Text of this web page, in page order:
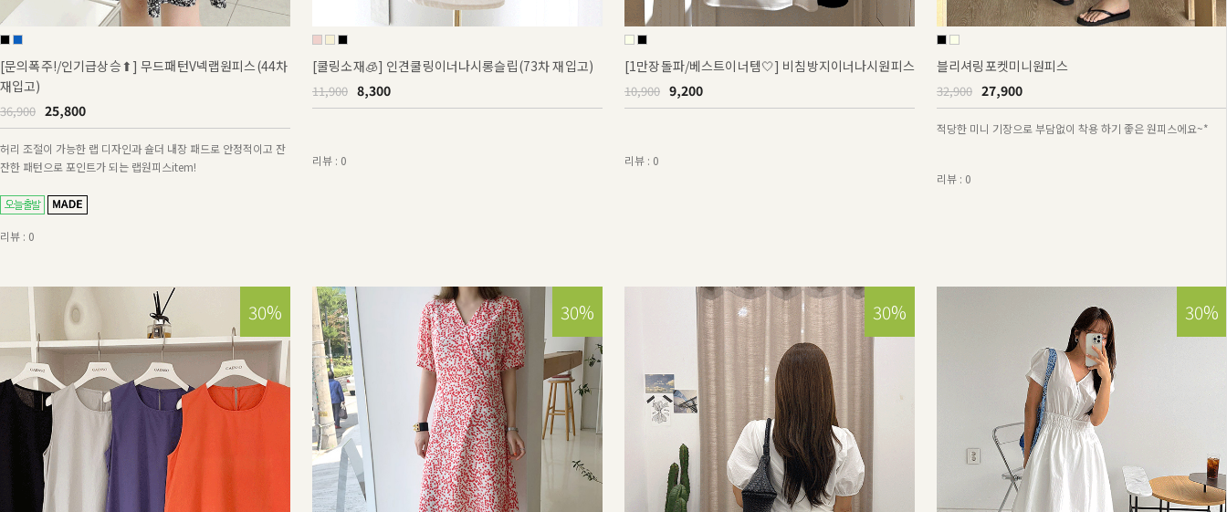
[문의폭주!/인기급상승⬆] 무드패턴V넥랩원피스(44차
재입고)
36,900 25,800
허리 조절이 가능한 랩 디자인과 숄더 내장 패드로 안정적이고 잔
잔한 패턴으로 포인트가 되는 랩원피스item!
리뷰 : 0
[쿨링소재🧊] 인견쿨링이너나시롱슬립(73차 재입고)
11,900 8,300
리뷰 : 0
[1만장돌파/베스트이너템🤍] 비침방지이너나시원피스
10,900 9,200
리뷰 : 0
블리셔링포켓미니원피스
32,900 27,900
적당한 미니 기장으로 부담없이 착용 하기 좋은 원피스에요~*
리뷰 : 0
30% 30% 30% 30%